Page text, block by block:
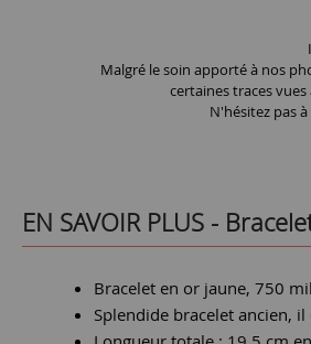
Malgré le soin apporté à nos
certaines traces
N'hésitez pas
EN SAVOIR PLUS -
Bracelet en or jaune, 750
Splendide bracelet ancien,